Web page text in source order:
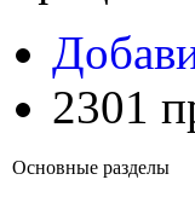
2301
Основные разделы